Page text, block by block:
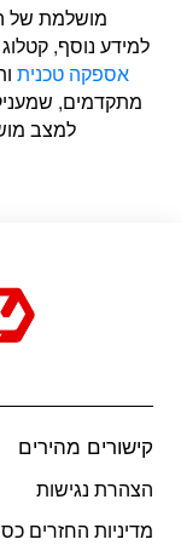
מושלמת של
למידע נוסף,
אספקה טכנית
מתקדמים,
למצב
קישורים מהירים
הצהרת נגישות
מדיניות החזרים